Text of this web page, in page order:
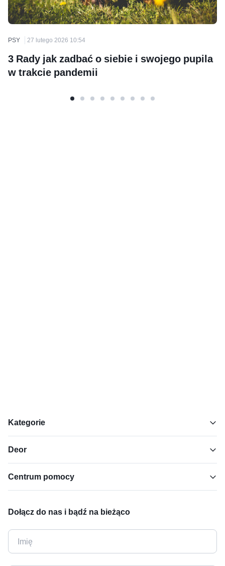
PSY 27 lutego 2026 10:54
3 Rady jak zadbać o siebie i swojego pupila
w trakcie pandemii
Kategorie
Deor
Centrum pomocy
Dołącz do nas i bądź na bieżąco